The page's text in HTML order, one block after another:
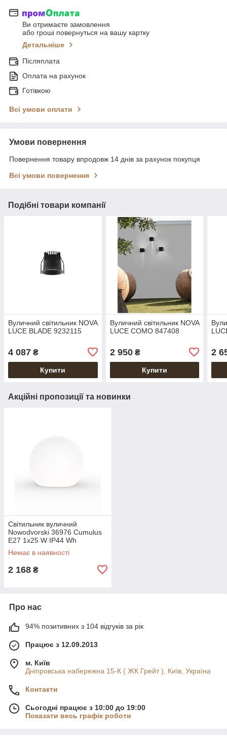
Ви отримаєте замовлення
або гроші повернуться на вашу картку
Детальніше
Післяплата
Оплата на рахунок
Готівкою
Всі умови оплати
Умови повернення
Повернення товару впродовж 14 днів за рахунок покупця
Всі умови повернення
Подібні товари компанії
Вуличний світильник NOVA
LUCE BLADE 9232115
4 087 ₴
Купити
Вуличний світильник NOVA
LUCE COMO 847408
2 950₴
Купити
2
Акційні пропозиції та новинки
Світильник вуличний
Nowodvorski 36976 Cumulus
E27 1x25 W IP44 Wh
Немає в наявності
2 168 ₴
Про нас
94% позитивних з 104 відгуків за рік
Працює з 12.09.2013
м. Київ
Дніпровська набережна 15-К ( ЖК Грейт ), Київ, Україна
Контакти
Сьогодні працює з 10:00 до 19:00
Показати весь графік роботи